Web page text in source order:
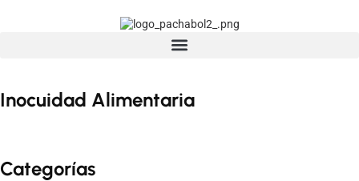
Inocuidad Alimentaria
Categorías